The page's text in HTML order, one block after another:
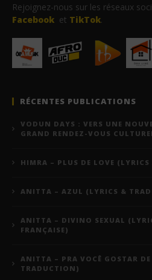
Rejoignez-nous sur les réseaux
Facebook et TikTok.
RÉCENTES PUBLICATIONS
VODUN DAYS : VERS UNE
GRAND RENDEZ-VOUS
HIMRA – PLUS DE LOVE (LYRICS
ANITTA – AZUL (LYRICS &
ANITTA – DIVINO SEXUAL
FRANÇAISE)
ANITTA – PRA VOCÊ GOSTAR
TRADUCTION)